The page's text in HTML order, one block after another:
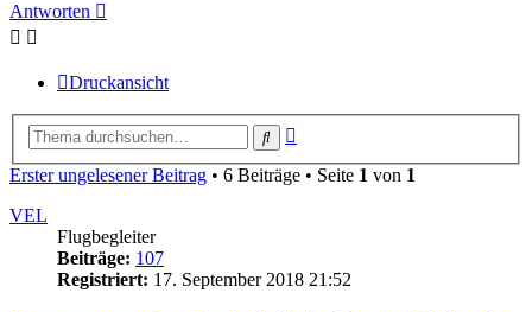
Antworten
Druckansicht
Suche
Erster ungelesener Beitrag • 6 Beiträge • Seite 1 von 1
VEL
Flugbegleiter
Beiträge: 107
Registriert: 17. September 2018 21:52